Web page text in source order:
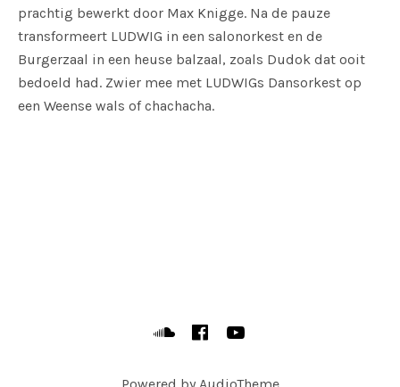
prachtig bewerkt door Max Knigge. Na de pauze
transformeert LUDWIG in een salonorkest en de
Burgerzaal in een heuse balzaal, zoals Dudok dat ooit
bedoeld had. Zwier mee met LUDWIGs Dansorkest op
een Weense wals of chachacha.
SOCIAL MEDIA PROFILES
Soundcloud
Facebook